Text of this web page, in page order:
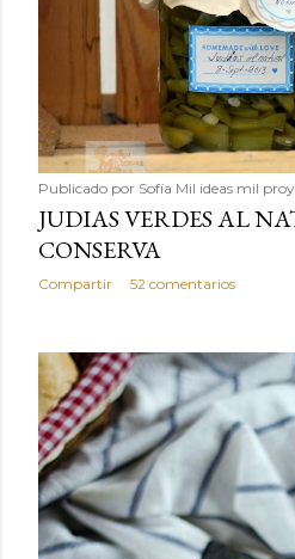
Publicado por Sofía Mil ideas mil
JUDIAS VERDES AL
CONSERVA
Compartir 52 comentarios